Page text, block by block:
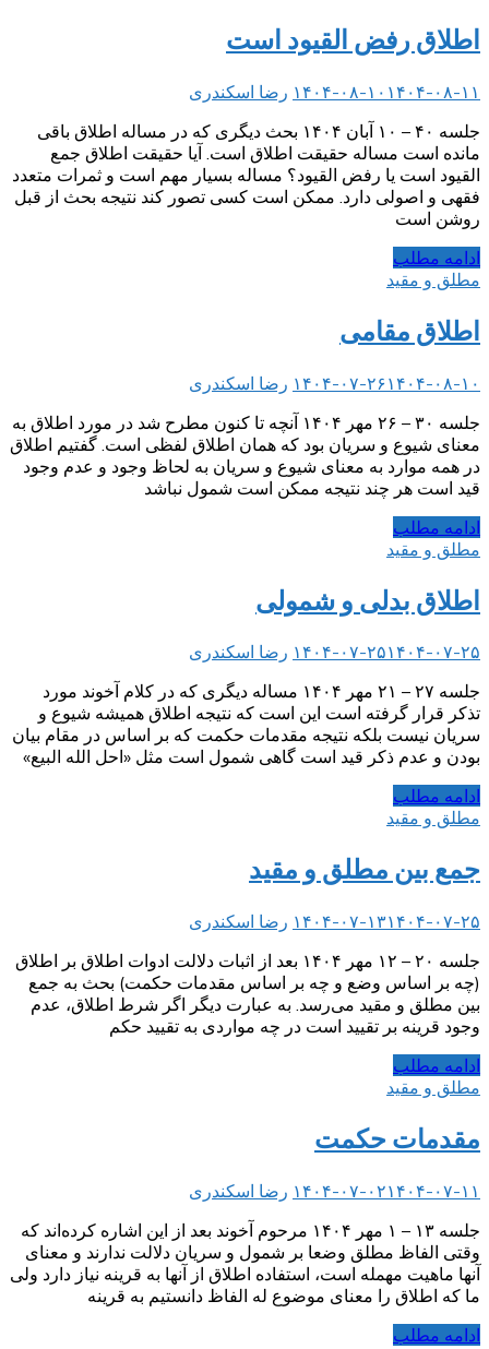
اطلاق رفض القیود است
۱۴۰۴-۰۸-۱۰ ۱۴۰۴-۰۸-۱۱
رضا اسکندری
جلسه ۴۰ – ۱۰ آبان ۱۴۰۴ بحث دیگری که در مساله اطلاق باقی
مانده است مساله حقیقت اطلاق است. آیا حقیقت اطلاق جمع
القیود است یا رفض القیود؟ مساله بسیار مهم است و ثمرات متعدد
فقهی و اصولی دارد. ممکن است کسی تصور کند نتیجه بحث از قبل
روشن است
ادامه مطلب
مطلق و مقید
اطلاق مقامی
۱۴۰۴-۰۷-۲۶۱۴۰۴-۰۸-۱۰
رضا اسکندری
جلسه ۳۰ – ۲۶ مهر ۱۴۰۴ آنچه تا کنون مطرح شد در مورد اطلاق به
معنای شیوع و سریان بود که همان اطلاق لفظی است. گفتیم اطلاق
در همه موارد به معنای شیوع و سریان به لحاظ وجود و عدم وجود
قید است هر چند نتیجه ممکن است شمول نباشد
ادامه مطلب
مطلق و مقید
اطلاق بدلی و شمولی
۱۴۰۴-۰۷-۲۵۱۴۰۴-۰۷-۲۵
رضا اسکندری
جلسه ۲۷ – ۲۱ مهر ۱۴۰۴ مساله دیگری که در کلام آخوند مورد
تذکر قرار گرفته است این است که نتیجه اطلاق همیشه شیوع و
سریان نیست بلکه نتیجه مقدمات حکمت که بر اساس در مقام بیان
بودن و عدم ذکر قید است گاهی شمول است مثل «احل الله البیع»
ادامه مطلب
مطلق و مقید
جمع بین مطلق و مقید
۱۴۰۴-۰۷-۱۳۱۴۰۴-۰۷-۲۵
رضا اسکندری
جلسه ۲۰ – ۱۲ مهر ۱۴۰۴ بعد از اثبات دلالت ادوات اطلاق بر اطلاق
(چه بر اساس وضع و چه بر اساس مقدمات حکمت) بحث به جمع
بین مطلق و مقید می‌رسد. به عبارت دیگر اگر شرط اطلاق، عدم
وجود قرینه بر تقیید است در چه مواردی به تقیید حکم
ادامه مطلب
مطلق و مقید
مقدمات حکمت
۱۴۰۴-۰۷-۰۲۱۴۰۴-۰۷-۱۱
رضا اسکندری
جلسه ۱۳ – ۱ مهر ۱۴۰۴ مرحوم آخوند بعد از این اشاره کرده‌اند که
وقتی الفاظ مطلق وضعا بر شمول و سریان دلالت ندارند و معنای
آنها ماهیت مهمله است، استفاده اطلاق از آنها به قرینه نیاز دارد ولی
ما که اطلاق را معنای موضوع له الفاظ دانستیم به قرینه
ادامه مطلب